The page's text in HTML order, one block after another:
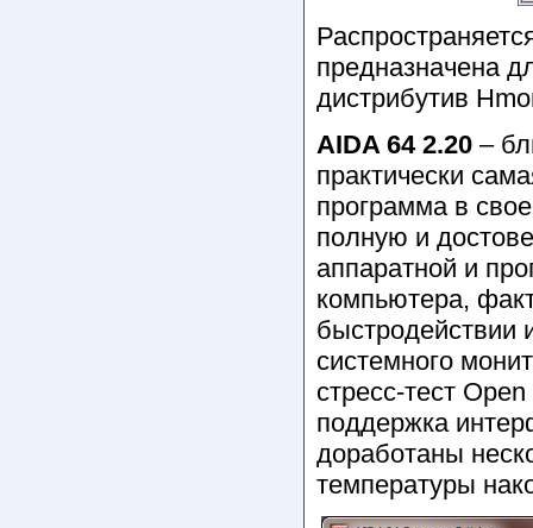
предназначена
дистрибутив
AIDA 64 2.20 –
практически
программа в
полную и
аппаратной и
компьютера,
быстродействии
системного
стресс-тест
поддержка
доработаны
температуры